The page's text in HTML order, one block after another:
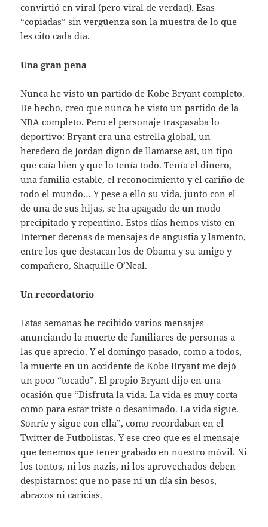
convirtió en viral (pero viral de verdad). Esas
“copiadas” sin vergüenza son la muestra de lo que
les cito cada día.
Una gran pena
Nunca he visto un partido de Kobe Bryant completo.
De hecho, creo que nunca he visto un partido de la
NBA completo. Pero el personaje traspasaba lo
deportivo: Bryant era una estrella global, un
heredero de Jordan digno de llamarse así, un tipo
que caía bien y que lo tenía todo. Tenía el dinero,
una familia estable, el reconocimiento y el cariño de
todo el mundo… Y pese a ello su vida, junto con el
de una de sus hijas, se ha apagado de un modo
precipitado y repentino. Estos días hemos visto en
Internet decenas de mensajes de angustia y lamento,
entre los que destacan los de Obama y su amigo y
compañero, Shaquille O’Neal.
Un recordatorio
Estas semanas he recibido varios mensajes
anunciando la muerte de familiares de personas a
las que aprecio. Y el domingo pasado, como a todos,
la muerte en un accidente de Kobe Bryant me dejó
un poco “tocado”. El propio Bryant dijo en una
ocasión que “Disfruta la vida. La vida es muy corta
como para estar triste o desanimado. La vida sigue.
Sonríe y sigue con ella”, como recordaban en el
Twitter de Futbolistas. Y ese creo que es el mensaje
que tenemos que tener grabado en nuestro móvil. Ni
los tontos, ni los nazis, ni los aprovechados deben
despistarnos: que no pase ni un día sin besos,
abrazos ni caricias.